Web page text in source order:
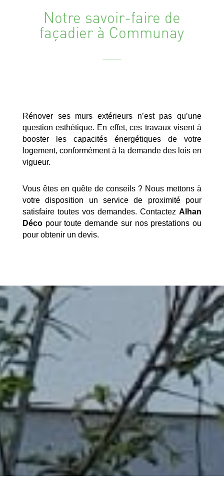
Notre savoir-faire de
façadier à Communay
Rénover ses murs extérieurs n’est pas qu’une
question esthétique. En effet, ces travaux visent à
booster les capacités énergétiques de votre
logement, conformément à la demande des lois en
vigueur.
Vous êtes en quête de conseils ? Nous mettons à
votre disposition un service de proximité pour
satisfaire toutes vos demandes. ContactezAlhan
Décopour toute demande sur nos prestations ou
pour obtenir un devis.